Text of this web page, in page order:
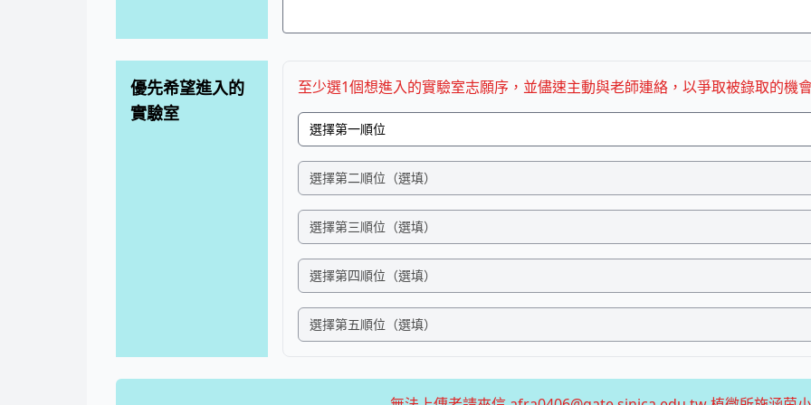
優先希望進入的
實驗室
至少選1個想進入的實驗室志願序，並儘速主動與老師連絡，以爭取被錄取的機